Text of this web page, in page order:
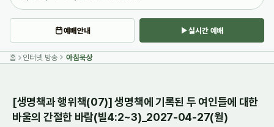
예배안내 실시간 예배
홈 인터넷 방송 아침묵상
[생명책과 행위책(07)] 생명책에 기록된 두 여인들에 대한
바울의 간절한 바람(빌4:2~3)_2027-04-27(월)
Sketchbook5, 스케치북5